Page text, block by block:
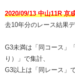
2020/09/13 中山11R 京
去10年分のレース結果
G3未満は「同コース」
り）」で集計、
G3以上は「同レース」